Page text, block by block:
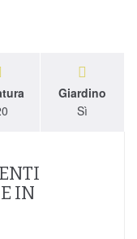
Giardino
Sì
IN